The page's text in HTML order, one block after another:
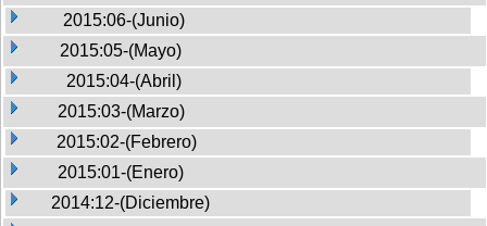
2015:06-(Junio)
2015:05-(Mayo)
2015:04-(Abril)
2015:03-(Marzo)
2015:02-(Febrero)
2015:01-(Enero)
2014:12-(Diciembre)